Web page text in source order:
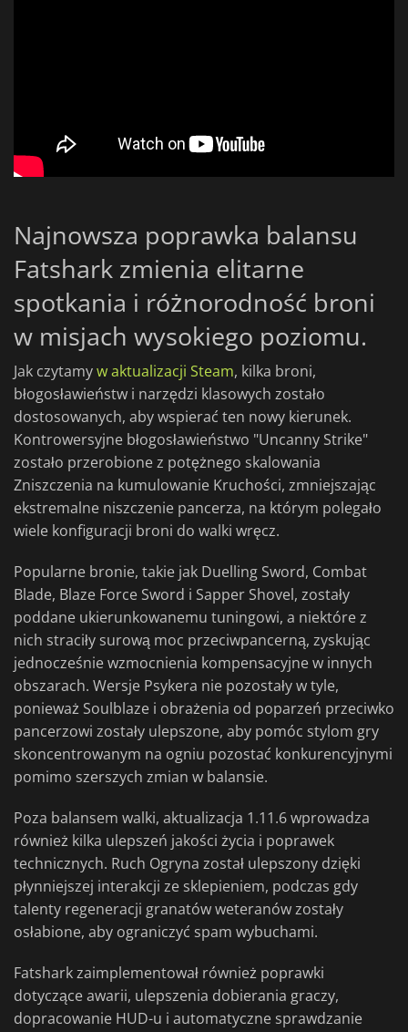
Najnowsza poprawka balansu
Fatshark zmienia elitarne
spotkania i różnorodność broni
w misjach wysokiego poziomu.
Jak czytamyw aktualizacji Steam, kilka broni,
błogosławieństw i narzędzi klasowych zostało
dostosowanych, aby wspierać ten nowy kierunek.
Kontrowersyjne błogosławieństwo "Uncanny Strike"
zostało przerobione z potężnego skalowania
Zniszczenia na kumulowanie Kruchości, zmniejszając
ekstremalne niszczenie pancerza, na którym polegało
wiele konfiguracji broni do walki wręcz.
Popularne bronie, takie jak Duelling Sword, Combat
Blade, Blaze Force Sword i Sapper Shovel, zostały
poddane ukierunkowanemu tuningowi, a niektóre z
nich straciły surową moc przeciwpancerną, zyskując
jednocześnie wzmocnienia kompensacyjne w innych
obszarach. Wersje Psykera nie pozostały w tyle,
ponieważ Soulblaze i obrażenia od poparzeń przeciwko
pancerzowi zostały ulepszone, aby pomóc stylom gry
skoncentrowanym na ogniu pozostać konkurencyjnymi
pomimo szerszych zmian w balansie.
Poza balansem walki, aktualizacja 1.11.6 wprowadza
również kilka ulepszeń jakości życia i poprawek
technicznych. Ruch Ogryna został ulepszony dzięki
płynniejszej interakcji ze sklepieniem, podczas gdy
talenty regeneracji granatów weteranów zostały
osłabione, aby ograniczyć spam wybuchami.
Fatshark zaimplementował również poprawki
dotyczące awarii, ulepszenia dobierania graczy,
dopracowanie HUD-u i automatyczne sprawdzanie